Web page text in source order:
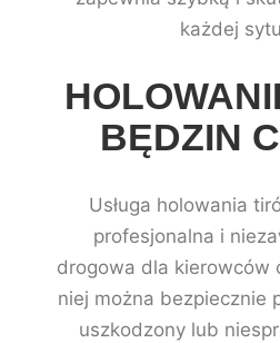
każdej
BĘDZIN
Usługa holowania
profesjonalna i
drogowa dla kierowców
niej można bezpiecznie
uszkodzony lub